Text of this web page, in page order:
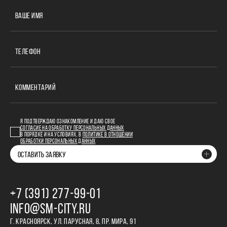
ВАШЕ ИМЯ
ТЕЛЕФОН
КОММЕНТАРИЙ
Я ПОДТВЕРЖДАЮ ОЗНАКОМЛЕНИЕ И ДАЮ СВОЕ
СОГЛАСИЕ НА ОБРАБОТКУ ПЕРСОНАЛЬНЫХ ДАННЫХ
В ПОРЯДКЕ И НА УСЛОВИЯХ, В
ПОЛИТИКЕ В ОТНОШЕНИИ
ОБРАБОТКИ ПЕРСОНАЛЬНЫХ ДАННЫХ
ОСТАВИТЬ ЗАЯВКУ
+7 (391) 277‒99‒01
INFO@SM-CITY.RU
Г. КРАСНОЯРСК, УЛ. ПАРУСНАЯ, 8, ПР. МИРА, 91